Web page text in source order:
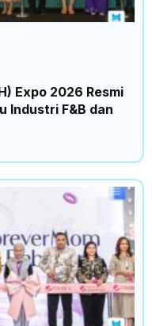
Expo 2026 Resmi
Industri F&B dan